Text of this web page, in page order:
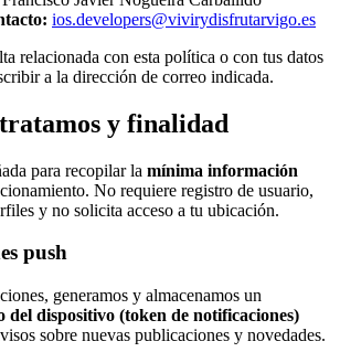
ios.developers@vivirydisfrutarvigo.es
relacionada con esta política o con tus datos
a la dirección de correo indicada.
y finalidad
para recopilar la mínima información
No requiere registro de usuario,
y no solicita acceso a tu ubicación.
push
generamos y almacenamos un
del dispositivo (token de notificaciones)
sobre nuevas publicaciones y novedades.